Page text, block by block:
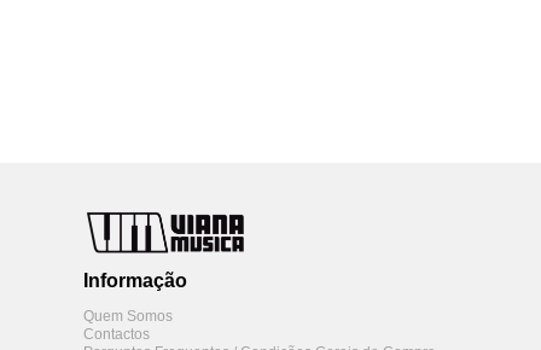
Informação
Quem Somos
Contactos